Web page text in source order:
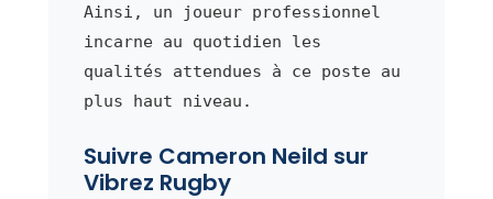
Ainsi, un joueur professionnel
incarne au quotidien les
qualités attendues à ce poste au
plus haut niveau.
Suivre Cameron Neild sur
Vibrez Rugby